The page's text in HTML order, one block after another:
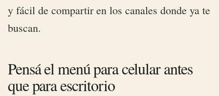
y fácil de compartir en los canales donde ya te
buscan.
Pensá el menú para celular antes
que para escritorio